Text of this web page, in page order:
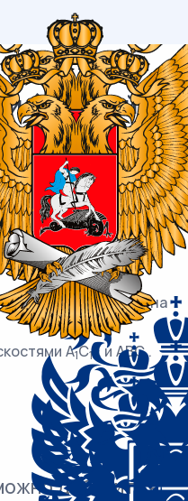
(типовой)
/ 14
призме
основания равны 4, а
1C1E перпендикулярна
A1C1E и ABC .
добавить в